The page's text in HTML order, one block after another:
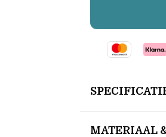
MATERIAAL